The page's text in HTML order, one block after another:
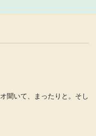
聞いて、まったりと。そし